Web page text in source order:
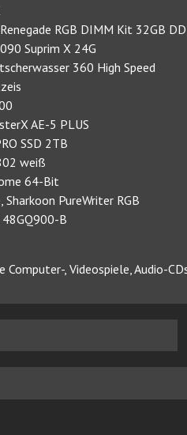
RGB DIMM Kit 32GB
Suprim X 24G
360 High Speed
AE-5 PLUS
SSD 2TB
weiß
64-Bit
PureWriter RGB
B
Computer-, Videospiele, Audio-